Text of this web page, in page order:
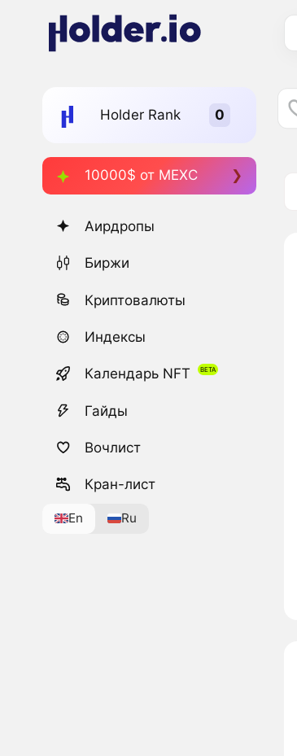
Holder Rank
10000$ от MEXC
Аирдропы
Биржи
Криптовалюты
Индексы
Календарь NFT
Гайды
Вочлист
Кран-лист
En Ru